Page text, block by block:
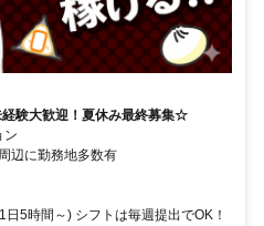
験大歓迎！夏休み最終募集☆
ン
辺に勤務地多数有
5時間～) シフトは毎週提出でOK！